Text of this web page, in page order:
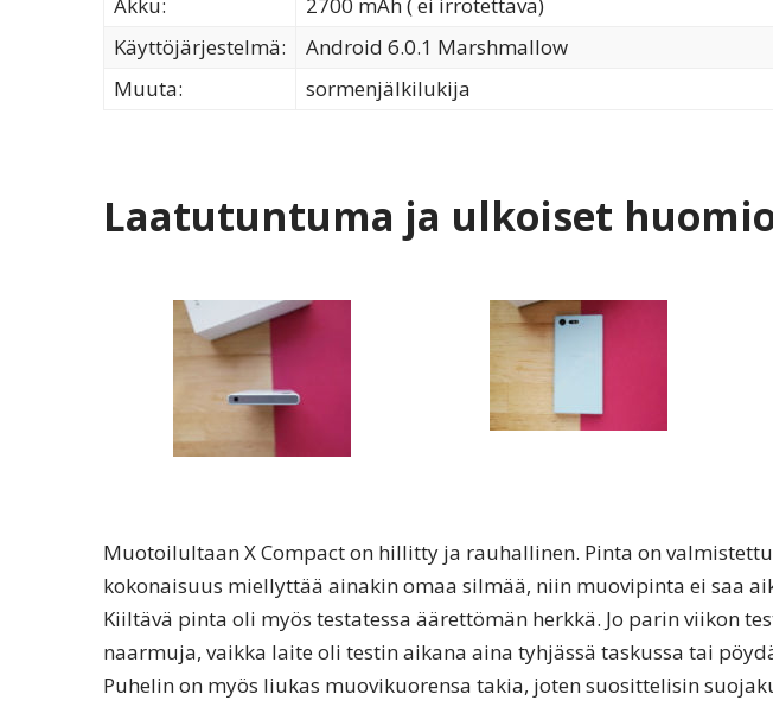
Käyttöjärjestelmä:
Android 6.0.1 Marshmallow
Muuta:
sormenjälkilukija
Laatutuntuma ja ulkoiset
Muotoilultaan X Compact on hillitty ja rauhallinen. Pinta on
kokonaisuus miellyttää ainakin omaa silmää, niin muovipinta ei saa
Kiiltävä pinta oli myös testatessa äärettömän herkkä. Jo parin viikon
naarmuja, vaikka laite oli testin aikana aina tyhjässä taskussa tai
Puhelin on myös liukas muovikuorensa takia, joten suosittelisin